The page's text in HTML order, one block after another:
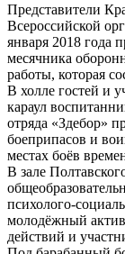
Представители
Всероссийской
января 2018 года
месячника
работы, которая
В холле гостей и
караул
отряда «Здебор»
боеприпасов и
местах боёв
В зале
психолого-
молодёжный
действий и